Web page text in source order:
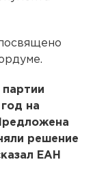
на
решение
ЕАН